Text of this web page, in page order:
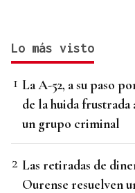
Lo más visto
La A-52, a su paso
de la huida
un grupo criminal
Las retiradas de
Ourense resuelven